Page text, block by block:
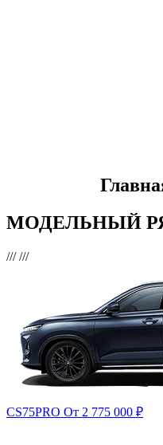
МОДЕЛЬНЫЙ
/// ///
CS75PRO От 2 775 000 ₽